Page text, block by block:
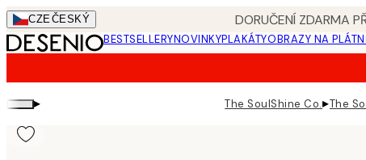
Skip
to
main
CZEČESKÝ DORUČENÍ ZDARMA
BESTSELLERYNOVINKYPLAKÁTYOBRAZY NA
▸ The SoulShine Co.▸The